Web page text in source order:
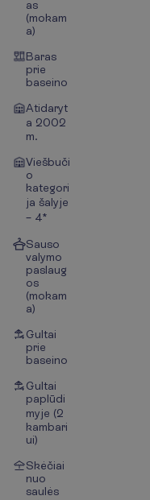
as
(mokam
a)
Baras
prie
baseino
Atidaryt
a 2002
m.
Viešbuči
o
kategori
ja šalyje
– 4*
Sauso
valymo
paslaug
os
(mokam
a)
Gultai
prie
baseino
Gultai
paplūdi
myje (2
kambari
ui)
Skėčiai
nuo
saulės